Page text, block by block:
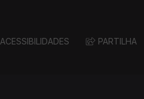
ACESSIBILIDADES PARTILHA